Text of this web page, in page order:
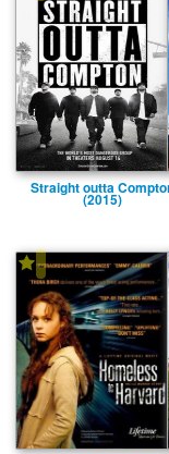
Straight outta
(2015)
-